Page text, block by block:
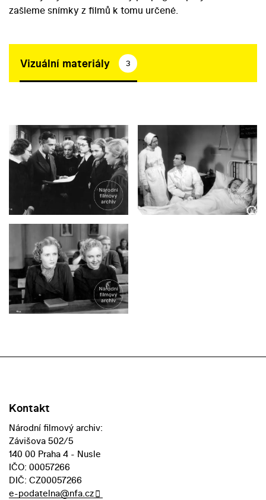
zašleme snímky z filmů k tomu určené.
Vizuální materiály 3
Kontakt
Národní filmový archiv:
Závišova 502/5
140 00 Praha 4 - Nusle
IČO: 00057266
DIČ: CZ00057266
e-podatelna@nfa.cz